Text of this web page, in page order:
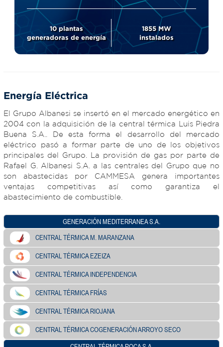
10plantas
generadoras de energía
1855MW
instalados
Energía Eléctrica
El Grupo Albanesi se insertó en el mercado energético en
2004 con la adquisición de la central térmica Luis Piedra
Buena S.A.. De esta forma el desarrollo del mercado
eléctrico pasó a formar parte de uno de los objetivos
principales del Grupo. La provisión de gas por parte de
Rafael G. Albanesi S.A. a las centrales del Grupo que no
son abastecidas por CAMMESA genera importantes
ventajas competitivas así como garantiza el
abastecimiento de combustible.
GENERACIÓN MEDITERRANEA S.A.
CENTRAL TÉRMICA M. MARANZANA
CENTRAL TÉRMICA EZEIZA
CENTRAL TÉRMICA INDEPENDENCIA
CENTRAL TÉRMICA FRÍAS
CENTRAL TÉRMICA RIOJANA
CENTRAL TÉRMICA COGENERACIÓN ARROYO SECO